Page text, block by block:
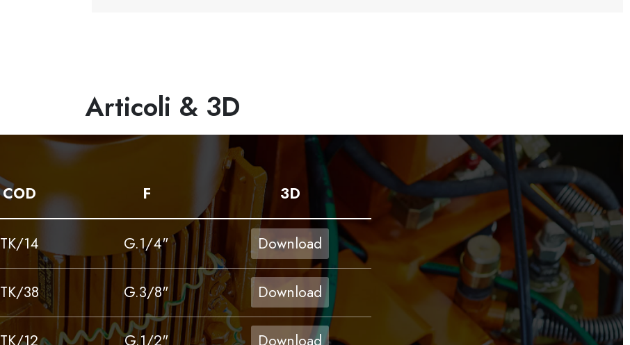
Articoli & 3D
COD F 3D
TK/14 G.1/4" Download
TK/38 G.3/8" Download
TK/12 G.1/2" Download